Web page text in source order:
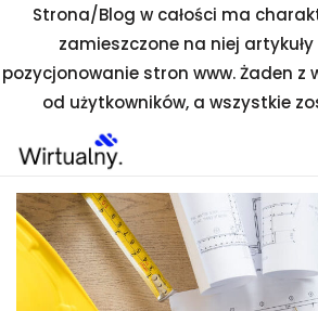
Strona/Blog w całości ma
zamieszczone na niej
pozycjonowanie stron www. Żaden z
od użytkowników, a wszystkie